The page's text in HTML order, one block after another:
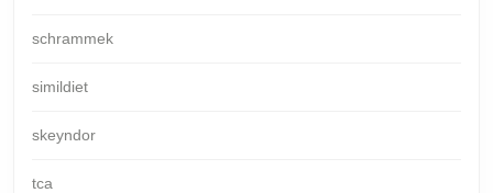
schrammek
simildiet
skeyndor
tca